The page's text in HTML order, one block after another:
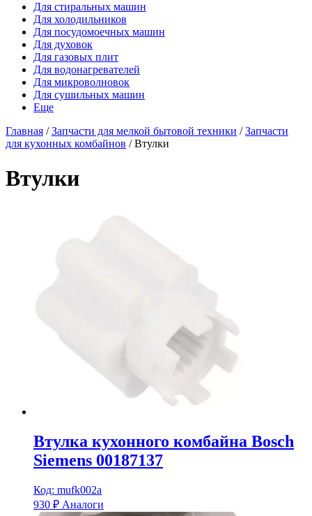
Для стиральных машин
Для холодильников
Для посудомоечных машин
Для духовок
Для газовых плит
Для водонагревателей
Для микроволновок
Для сушильных машин
Еще
Главная /Запчасти для мелкой бытовой техники /Запчасти
для кухонных комбайнов / Втулки
Втулки
Втулка кухонного комбайна Bosch
Siemens 00187137
Код: mufk002a
930 ₽ Аналоги